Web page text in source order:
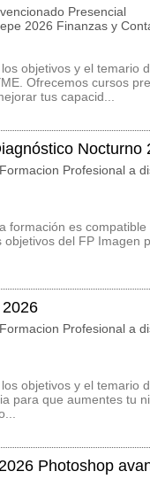
Presencial
2026 Finanzas y
objetivos y el temario
Ofrecemos cursos
tus capacid...
Nocturno
Profesional a
formación es
del FP Imagen
Profesional a
objetivos y el temario
para que aumentes tu
Photoshop